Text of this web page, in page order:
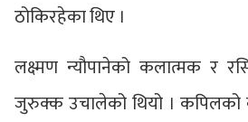
ठोकिरहेका थिए ।
लक्ष्मण न्यौपानेको कलात्मक र
जुरुक्क उचालेको थियो । कपिलको